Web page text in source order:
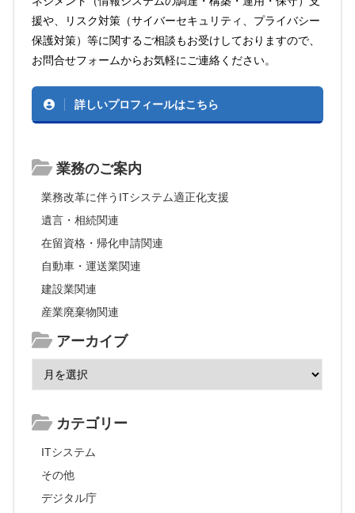
援や、リスク対策（サイバーセキュリティ、プライバシー
保護対策）等に関するご相談もお受けしておりますので、
お問合せフォームからお気軽にご連絡ください。
詳しいプロフィールはこちら
業務のご案内
業務改革に伴うITシステム適正化支援
遺言・相続関連
在留資格・帰化申請関連
自動車・運送業関連
建設業関連
産業廃棄物関連
アーカイブ
カテゴリー
ITシステム
その他
デジタル庁